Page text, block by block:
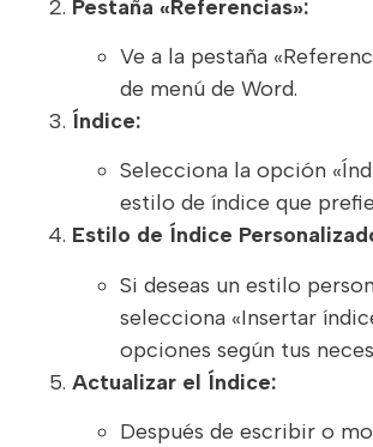
Pestaña «Referencias»:
Ve a la pestaña
de menú de Word.
Índice:
Selecciona la opción
estilo de índice que
Estilo de Índice
Si deseas un estilo
selecciona «Insertar
opciones según tus
Actualizar el Índice:
Después de escribir o